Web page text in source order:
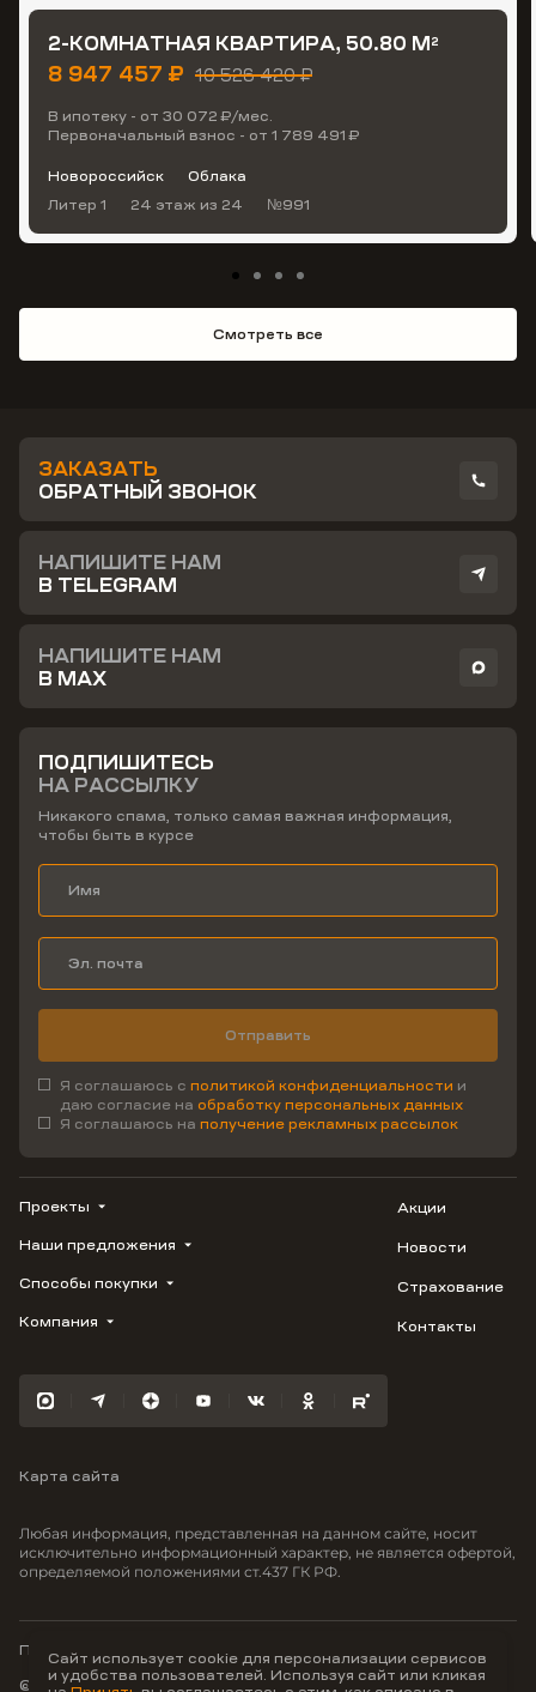
2-КОМНАТНАЯ КВАРТИРА, 50.80 М2
8 947 457 ₽ 10 526 420 ₽
В ипотеку - от 30 072 ₽/мес.
Первоначальный взнос - от 1 789 491 ₽
Новороссийск
Облака
Литер 1
24 этаж из 24 №991
Смотреть все
ЗАКАЗАТЬ
ОБРАТНЫЙ ЗВОНОК
НАПИШИТЕ НАМ
В TELEGRAM
НАПИШИТЕ НАМ
В MAX
ПОДПИШИТЕСЬ
НА РАССЫЛКУ
Никакого спама, только самая важная информация,
чтобы быть в курсе
Отправить
Я соглашаюсь с политикой конфиденциальности и
даю согласие на обработку персональных данных
Я соглашаюсь на получение рекламных рассылок
Проекты
ВЕРН
1799
Флора
Отражение
Моретта
Вместе
Наши предложения
Купить квартиру
Студию
3-комнатную
Способы покупки
Трейд-ин
100% оплата
Компания
Карьера
Акции
Новости
Страхование
Контакты
Карта сайта
Любая информация, представленная на данном сайте, носит
исключительно информационный характер, не является офертой,
определяемой положениями ст.437 ГК РФ.
© ООО Неоагентство, ИНН 9703176621,
Политика конфиденциальности
Сайт использует cookie для персонализации сервисов
и удобства пользователей. Используя сайт или кликая